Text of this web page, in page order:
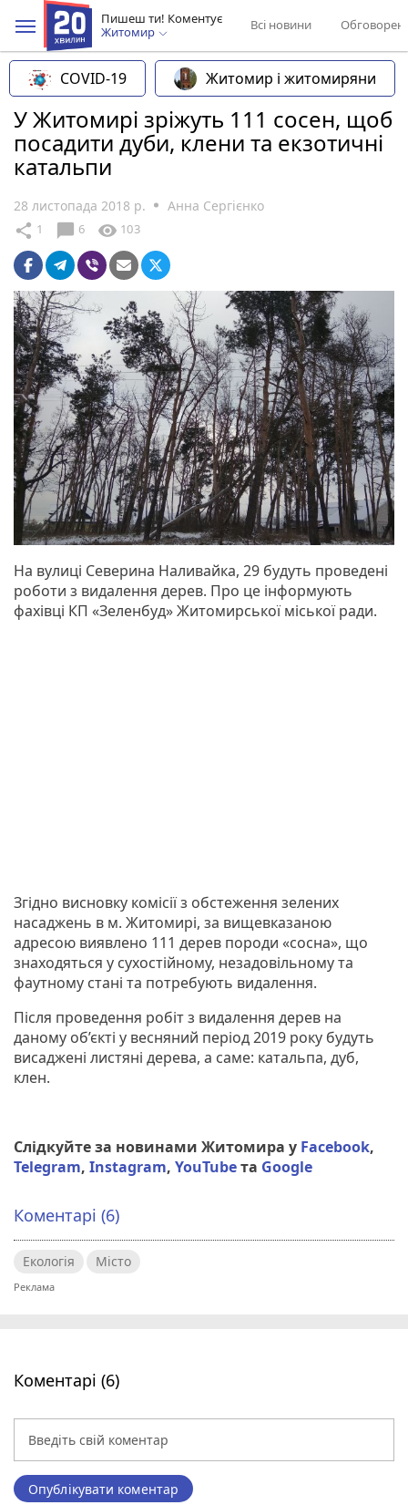
Пишеш ти! Коментує
Житомир
Всі новини
COVID-19 Житомир і житомиряни
У Житомирі зріжуть 111 сосен, щоб
посадити дуби, клени та екзотичні
катальпи
28 листопада 2018 р. Анна Сергієнко
share 1 chat_bubble 6 visibility 103
На вулиці Северина Наливайка, 29 будуть проведені
роботи з видалення дерев. Про це інформують
фахівці КП «Зеленбуд» Житомирської міської ради.
Згідно висновку комісії з обстеження зелених
насаджень в м. Житомирі, за вищевказаною
адресою виявлено 111 дерев породи «сосна», що
знаходяться у сухостійному, незадовільному та
фаутному стані та потребують видалення.
Після проведення робіт з видалення дерев на
даному об’єкті у весняний період 2019 року будуть
висаджені листяні дерева, а саме: катальпа, дуб,
клен.
Слідкуйте за новинами Житомира у Facebook,
Telegram, Instagram, YouTubeта Google
Коментарі (6)
Екологія Місто
Коментарі (6)
Опублікувати коментар